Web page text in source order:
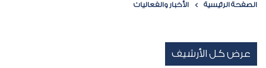
الصفحة الرئيسية الأخبار والفعاليات
عرض كل الأرشيف